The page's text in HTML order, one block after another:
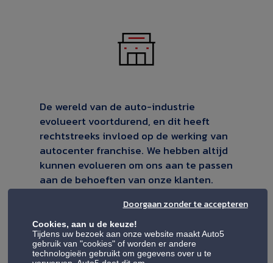
De wereld van de auto-industrie
evolueert voortdurend, en dit heeft
rechtstreeks invloed op de werking van
autocenter franchise. We hebben altijd
kunnen evolueren om ons aan te passen
aan de behoeften van onze klanten.
nog meer van bewust dat onze sector
volop in verandering is en dat we de
plicht hebben om de automobilist bij
deze overgang te begeleiden.Dankzij
Cookies, aan u de keuze!
Tijdens uw bezoek aan onze website maakt Auto5
gebruik van "cookies" of worden er andere
technologieën gebruikt om gegevens over u te
Doorgaan zonder te accepteren